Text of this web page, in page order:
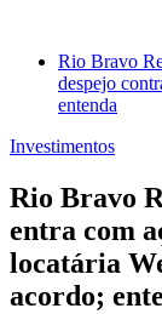
Rio Bravo
despejo
entenda
Investimentos
Rio Bravo
entra com
locatária
acordo;